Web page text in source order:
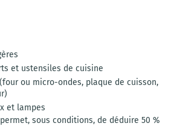
et ustensiles de cuisine
ou micro-ondes, plaque de cuisson,
et lampes
sous conditions, de déduire 50 %